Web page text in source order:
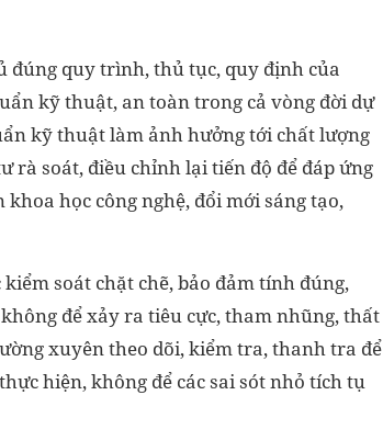
đúng quy trình, thủ tục, quy định của
kỹ thuật, an toàn trong cả vòng đời dự
kỹ thuật làm ảnh hưởng tới chất lượng
rà soát, điều chỉnh lại tiến độ để đáp ứng
học công nghệ, đổi mới sáng tạo,
soát chặt chẽ, bảo đảm tính đúng,
để xảy ra tiêu cực, tham nhũng, thất
xuyên theo dõi, kiểm tra, thanh tra để
hiện, không để các sai sót nhỏ tích tụ